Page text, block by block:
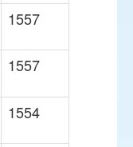
1557
1557
1554